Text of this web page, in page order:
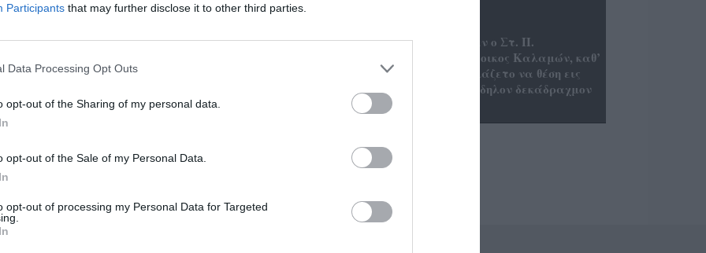
Participants that may further disclose it to other third parties.
Data Processing Opt Outs
opt-out of the Sharing of my personal data.
opt-out of the Sale of my Personal Data.
opt-out of processing my Personal Data for Targeted
ΧΘΕΣ την πρωίαν ο Στ. Π.
Ηλιόπουλος, κάτοικος Καλαμών, καθ’
ην στιγμήν ητοιμάζετο να θέση εις
κυκλοφορίαν κίβδηλον δεκάδραχμον
κέρμα…